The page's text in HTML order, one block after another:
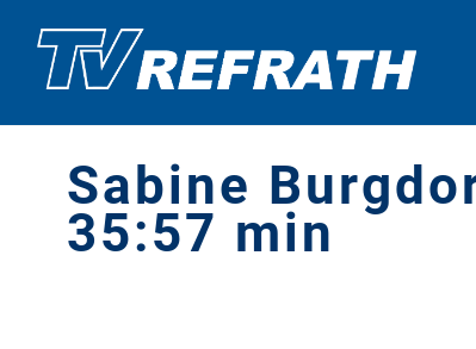
Sabine
35:57 min